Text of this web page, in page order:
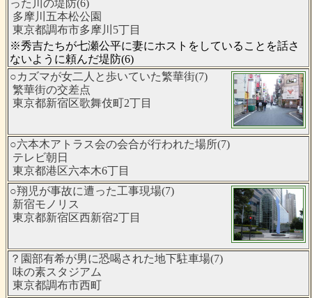
った川の堤防(6)
多摩川五本松公園
東京都調布市多摩川5丁目
※秀吉たちが七瀬公平に妻にホストをしていることを話さ
ないように頼んだ堤防(6)
○カズマが女二人と歩いていた繁華街(7)
繁華街の交差点
東京都新宿区歌舞伎町2丁目
○六本木アトラス会の会合が行われた場所(7)
テレビ朝日
東京都港区六本木6丁目
○翔児が事故に遭った工事現場(7)
新宿モノリス
東京都新宿区西新宿2丁目
？園部有希が男に恐喝された地下駐車場(7)
味の素スタジアム
東京都調布市西町